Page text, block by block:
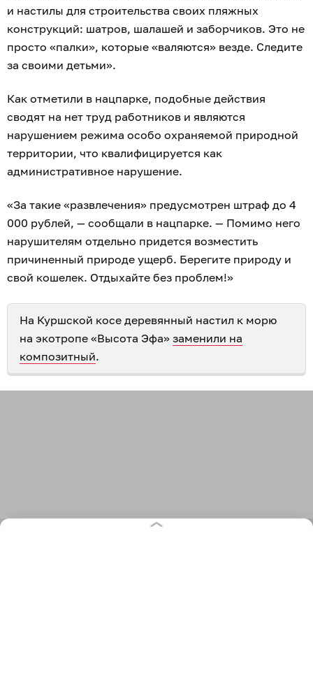
и настилы для строительства своих пляжных
конструкций: шатров, шалашей и заборчиков. Это не
просто «палки», которые «валяются» везде. Следите
за своими детьми».
Как отметили в нацпарке, подобные действия
сводят на нет труд работников и являются
нарушением режима особо охраняемой природной
территории, что квалифицируется как
административное нарушение.
«За такие «развлечения» предусмотрен штраф до 4
000 рублей, — сообщали в нацпарке. — Помимо него
нарушителям отдельно придется возместить
причиненный природе ущерб. Берегите природу и
свой кошелек. Отдыхайте без проблем!»
На Куршской косе деревянный настил к морю
на экотропе «Высота Эфа» заменили на
композитный.